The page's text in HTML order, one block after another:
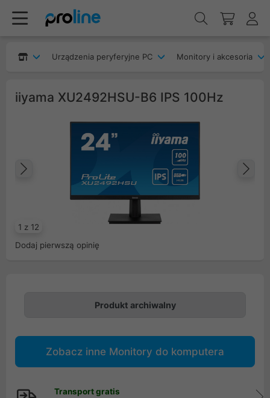
Urządzenia peryferyjne PC Monitory i akcesoria
iiyama XU2492HSU-B6 IPS 100Hz
1 z 12
Poprzedni
Dodaj pierwszą opinię
Produkt archiwalny
Zobacz inne Monitory do komputera
Transport gratis